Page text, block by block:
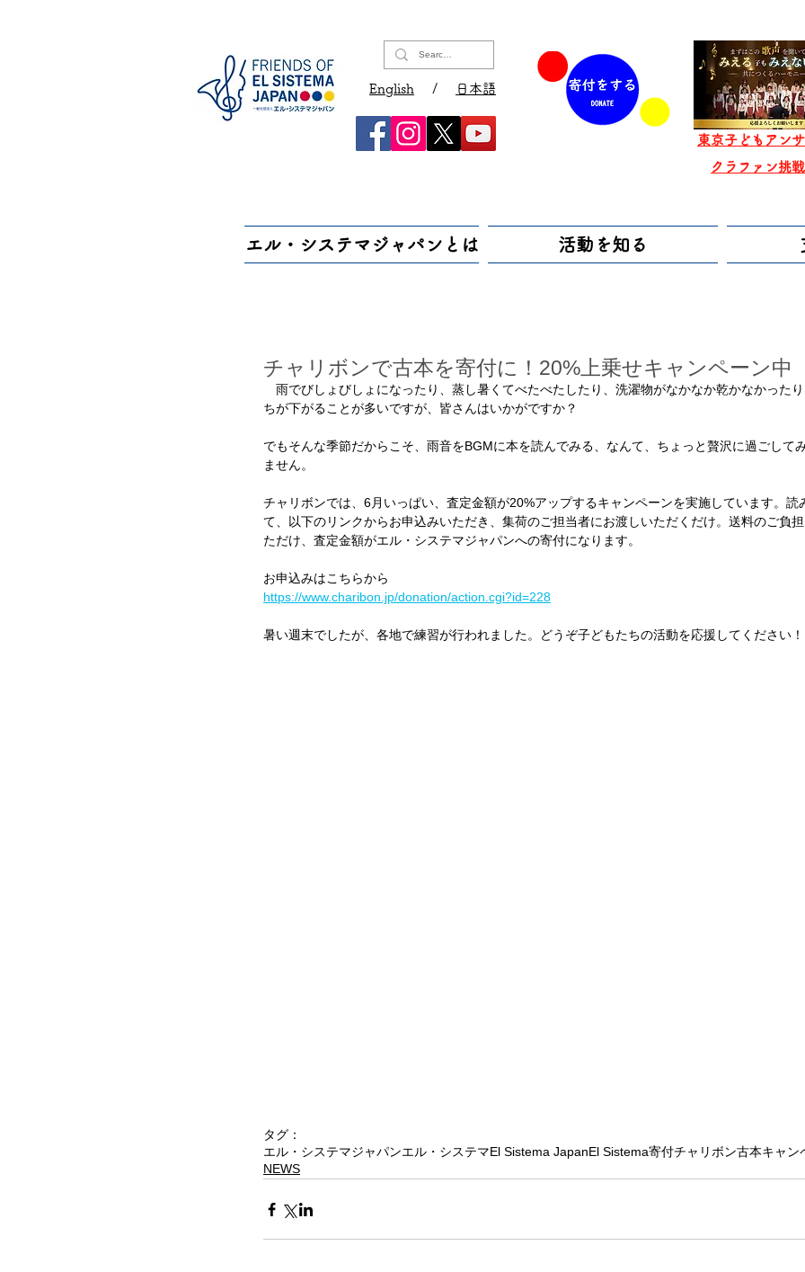
English / 日本語
東京子どもアン
クラファン挑戦
エル・システマジャパンとは 活動を知る
チャリボンで古本を寄付に！20%上乗せキャンペーン中
雨でびしょびしょになったり、蒸し暑くてべたべたしたり、洗濯物がなかなか乾かなかった
ちが下がることが多いですが、皆さんはいかがですか？
でもそんな季節だからこそ、雨音をBGMに本を読んでみる、なんて、ちょっと贅沢に過ごして
ません。
チャリボンでは、6月いっぱい、査定金額が20%アップするキャンペーンを実施しています。読
て、以下のリンクからお申込みいただき、集荷のご担当者にお渡しいただくだけ。送料のご負
ただけ、査定金額がエル・システマジャパンへの寄付になります。
お申込みはこちらから
https://www.charibon.jp/donation/action.cgi?id=228
暑い週末でしたが、各地で練習が行われました。どうぞ子どもたちの活動を応援してください！
タグ：
エル・システマジャパンエル・システマEl Sistema JapanEl Sistema寄付チャリボン古本キャン
NEWS